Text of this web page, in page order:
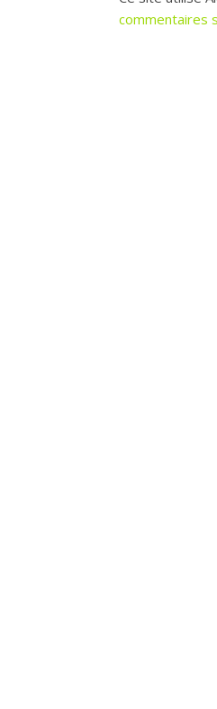
commentaires